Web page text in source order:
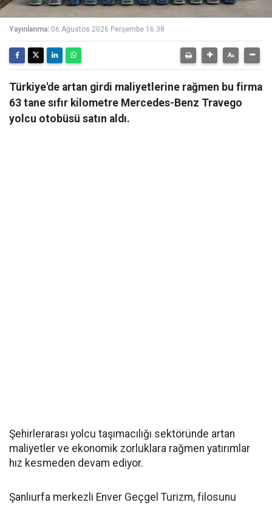
Yayınlanma: 06 Ağustos 2026 Perşembe 16:38
Türkiye'de artan girdi maliyetlerine rağmen bu firma
63 tane sıfır kilometre Mercedes-Benz Travego
yolcu otobüsü satın aldı.
Şehirlerarası yolcu taşımacılığı sektöründe artan
maliyetler ve ekonomik zorluklara rağmen yatırımlar
hız kesmeden devam ediyor.
Şanlıurfa merkezli Enver Geçgel Turizm, filosunu